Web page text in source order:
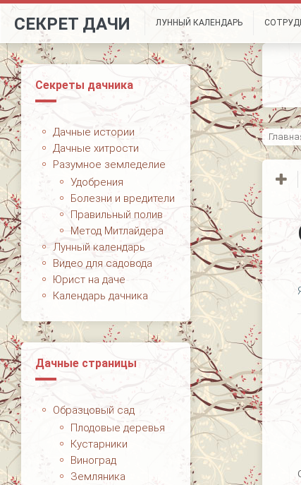
СЕКРЕТ ДАЧИ ЛУННЫЙ КАЛЕНДАРЬ
Секреты дачника
Дачные истории
Дачные хитрости
Разумное земледелие
Удобрения
Болезни и вредители
Правильный полив
Метод Митлайдера
Лунный календарь
Видео для садовода
Юрист на даче
Календарь дачника
Дачные страницы
Образцовый сад
Плодовые деревья
Кустарники
Виноград
Земляника